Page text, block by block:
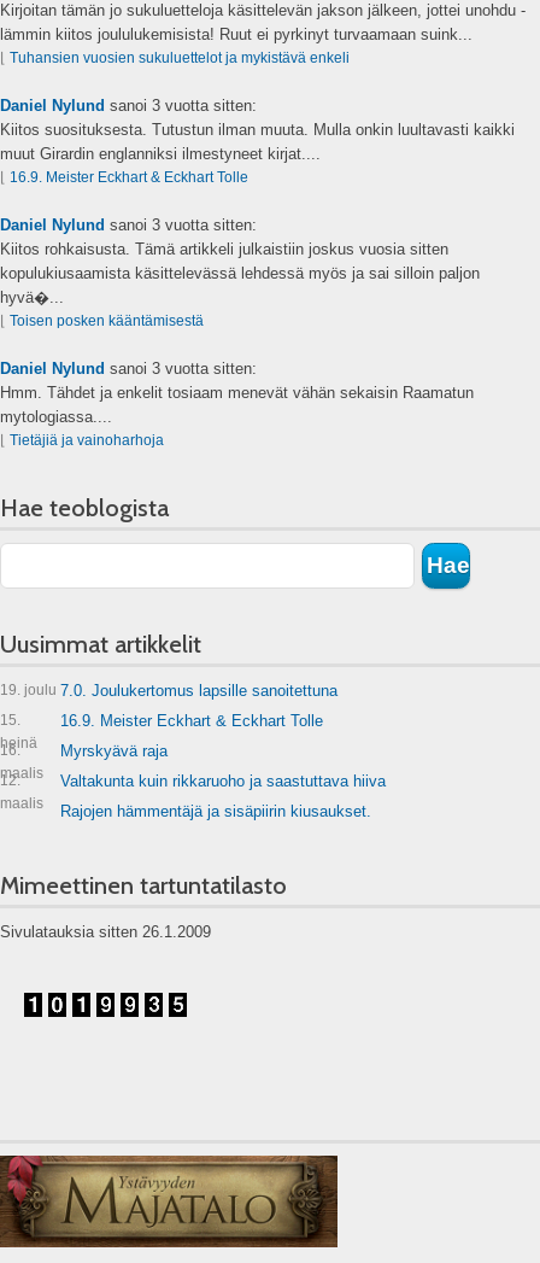
Kirjoitan tämän jo sukuluetteloja käsittelevän jakson jälkeen, jottei unohdu -
lämmin kiitos joululukemisista! Ruut ei pyrkinyt turvaamaan suink...
Tuhansien vuosien sukuluettelot ja mykistävä enkeli
Daniel Nylund sanoi 3 vuotta sitten:
Kiitos suosituksesta. Tutustun ilman muuta. Mulla onkin luultavasti kaikki
muut Girardin englanniksi ilmestyneet kirjat....
16.9. Meister Eckhart & Eckhart Tolle
Daniel Nylund sanoi 3 vuotta sitten:
Kiitos rohkaisusta. Tämä artikkeli julkaistiin joskus vuosia sitten
kopulukiusaamista käsittelevässä lehdessä myös ja sai silloin paljon
hyvä�...
Toisen posken kääntämisestä
Daniel Nylund sanoi 3 vuotta sitten:
Hmm. Tähdet ja enkelit tosiaam menevät vähän sekaisin Raamatun
mytologiassa....
Tietäjiä ja vainoharhoja
Hae teoblogista
Uusimmat artikkelit
19. joulu 7.0. Joulukertomus lapsille sanoitettuna
15.
heinä
16.9. Meister Eckhart & Eckhart Tolle
16.
maalis
Myrskyävä raja
12.
maalis
Valtakunta kuin rikkaruoho ja saastuttava hiiva
Rajojen hämmentäjä ja sisäpiirin kiusaukset.
Mimeettinen tartuntatilasto
Sivulatauksia sitten 26.1.2009